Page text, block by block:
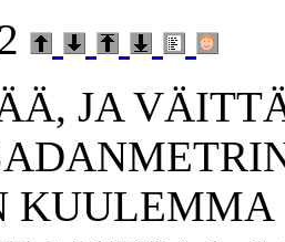
JA
KUULEMMA